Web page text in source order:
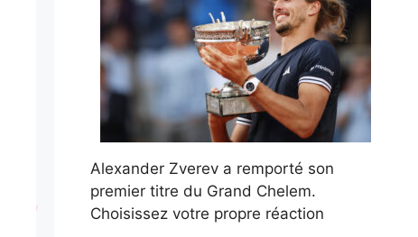
Alexander Zverev a remporté son
premier titre du Grand Chelem.
Choisissez votre propre réaction